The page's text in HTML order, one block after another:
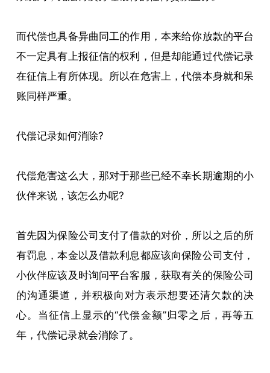
而代偿也具备异曲同工的作用，本来给你放款的平台
不一定具有上报征信的权利，但是却能通过代偿记录
在征信上有所体现。所以在危害上，代偿本身就和呆
账同样严重。
代偿记录如何消除?
代偿危害这么大，那对于那些已经不幸长期逾期的小
伙伴来说，该怎么办呢?
首先因为保险公司支付了借款的对价，所以之后的所
有罚息，本金以及借款利息都应该向保险公司支付，
小伙伴应该及时询问平台客服，获取有关的保险公司
的沟通渠道，并积极向对方表示想要还清欠款的决
心。当征信上显示的“代偿金额”归零之后，再等五
年，代偿记录就会消除了。